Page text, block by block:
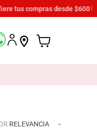
tus compras desde $600
RELEVANCIA